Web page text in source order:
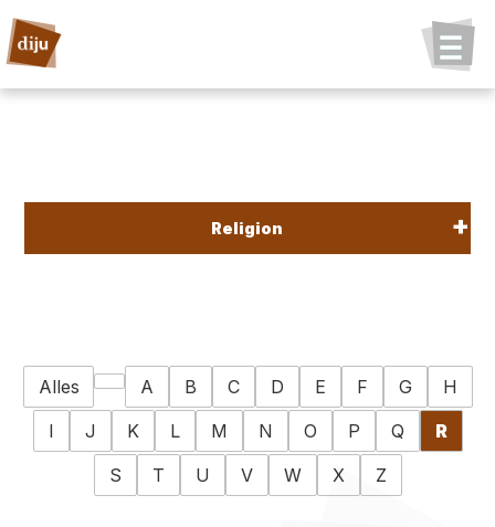
Religion
Alles A B C D E F G
H
I
J K L M N O P Q
R
S
T U V W X Z